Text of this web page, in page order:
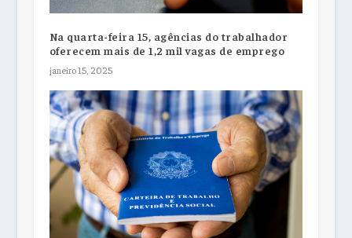
Na quarta-feira 15, agências do trabalhador
oferecem mais de 1,2 mil vagas de emprego
janeiro 15, 2025